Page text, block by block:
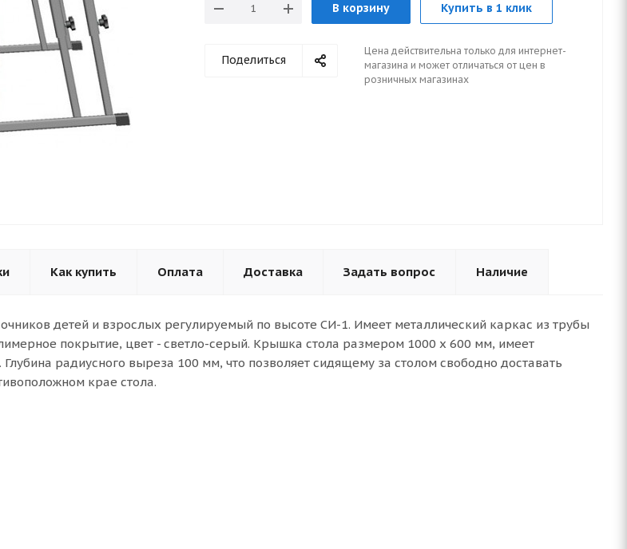
В корзину Купить в 1 клик
Поделиться
Цена действительна только для интернет-
магазина и может отличаться от цен в
розничных магазинах
Как купить Оплата Доставка Задать вопрос Наличие
детей и взрослых регулируемый по высоте СИ-1. Имеет металлический каркас из трубы
покрытие, цвет - светло-серый. Крышка стола размером 1000 х 600 мм, имеет
радиусного выреза 100 мм, что позволяет сидящему за столом свободно доставать
крае стола.